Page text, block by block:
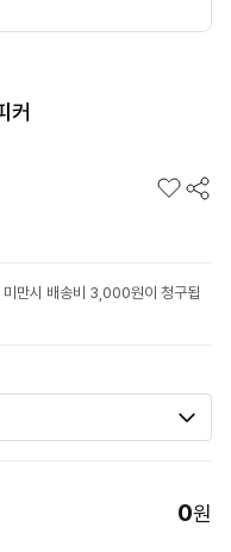
커
만시 배송비 3,000원이 청구됩
0원